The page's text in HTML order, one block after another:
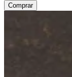
Comprar